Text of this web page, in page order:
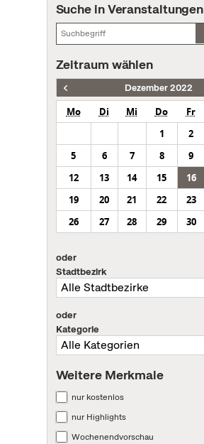
Suche in Veranstaltungen
Zeitraum wählen
Dezember 2022
Mo Di Mi Do Fr
1
2
5
6 7 8 9
12
13 14 15 16
19
20 21 22 23
26
27 28 29 30
oder
Stadtbezirk
oder
Kategorie
Weitere Merkmale
nur kostenlos
nur Highlights
Wochenendvorschau